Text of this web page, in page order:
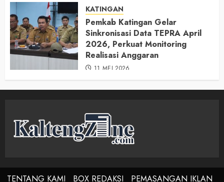
KATINGAN
Pemkab Katingan Gelar
Sinkronisasi Data TEPRA April
2026, Perkuat Monitoring
Realisasi Anggaran
11 MEI 2026
TENTANG KAMI BOX REDAKSI PEMASANGAN IKLAN